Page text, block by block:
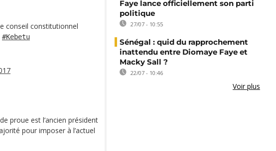
conseil constitutionnel
#Kebetu
proue est l’ancien président
pour imposer à l’actuel
Faye lance officiellement son parti
politique
27/07 - 10:55
Sénégal : quid du rapprochement
inattendu entre Diomaye Faye et
Macky Sall ?
22/07 - 10:46
Voir plus